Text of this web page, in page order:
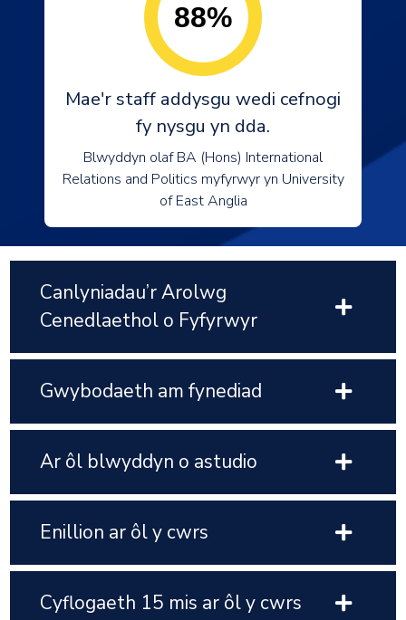
88%
Mae'r staff addysgu wedi cefnogi
fy nysgu yn dda.
Blwyddyn olaf BA (Hons) International
Relations and Politics myfyrwyr yn University
of East Anglia
Canlyniadau’r Arolwg
Cenedlaethol o Fyfyrwyr
Gwybodaeth am fynediad
Ar ôl blwyddyn o astudio
Enillion ar ôl y cwrs
Cyflogaeth 15 mis ar ôl y cwrs